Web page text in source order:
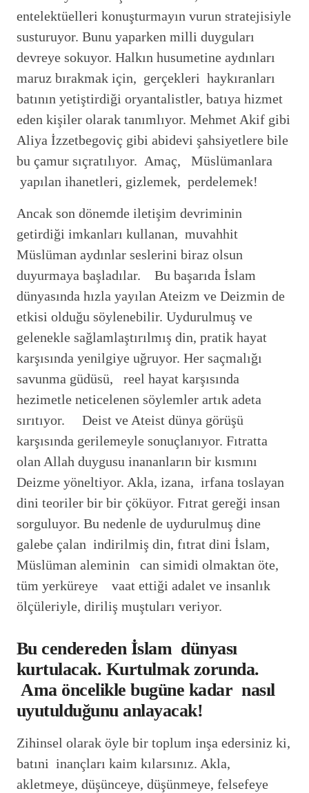
entelektüelleri konuşturmayın vurun stratejisiyle
susturuyor. Bunu yaparken milli duyguları
devreye sokuyor. Halkın husumetine aydınları
maruz bırakmak için, gerçekleri haykıranları
batının yetiştirdiği oryantalistler, batıya hizmet
eden kişiler olarak tanımlıyor. Mehmet Akif gibi
Aliya İzzetbegoviç gibi abidevi şahsiyetlere bile
bu çamur sıçratılıyor. Amaç, Müslümanlara
yapılan ihanetleri, gizlemek, perdelemek!
Ancak son dönemde iletişim devriminin
getirdiği imkanları kullanan, muvahhit
Müslüman aydınlar seslerini biraz olsun
duyurmaya başladılar. Bu başarıda İslam
dünyasında hızla yayılan Ateizm ve Deizmin de
etkisi olduğu söylenebilir. Uydurulmuş ve
gelenekle sağlamlaştırılmış din, pratik hayat
karşısında yenilgiye uğruyor. Her saçmalığı
savunma güdüsü, reel hayat karşısında
hezimetle neticelenen söylemler artık adeta
sırıtıyor. Deist ve Ateist dünya görüşü
karşısında gerilemeyle sonuçlanıyor. Fıtratta
olan Allah duygusu inananların bir kısmını
Deizme yöneltiyor. Akla, izana, irfana toslayan
dini teoriler bir bir çöküyor. Fıtrat gereği insan
sorguluyor. Bu nedenle de uydurulmuş dine
galebe çalan indirilmiş din, fıtrat dini İslam,
Müslüman aleminin can simidi olmaktan öte,
tüm yerküreye vaat ettiği adalet ve insanlık
ölçüleriyle, diriliş muştuları veriyor.
Bu cendereden İslam dünyası
kurtulacak. Kurtulmak zorunda.
Ama öncelikle bugüne kadar nasıl
uyutulduğunu anlayacak!
Zihinsel olarak öyle bir toplum inşa edersiniz ki,
batıni inançları kaim kılarsınız. Akla,
akletmeye, düşünceye, düşünmeye, felsefeye